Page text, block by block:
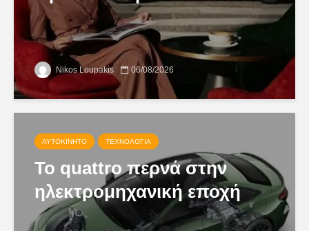
Nikos Loupakis 06/08/2026
ΑΥΤΟΚΊΝΗΤΟ ΤΕΧΝΟΛΟΓΊΑ
Το quattro περνά στην
ηλεκτρομηχανική εποχή